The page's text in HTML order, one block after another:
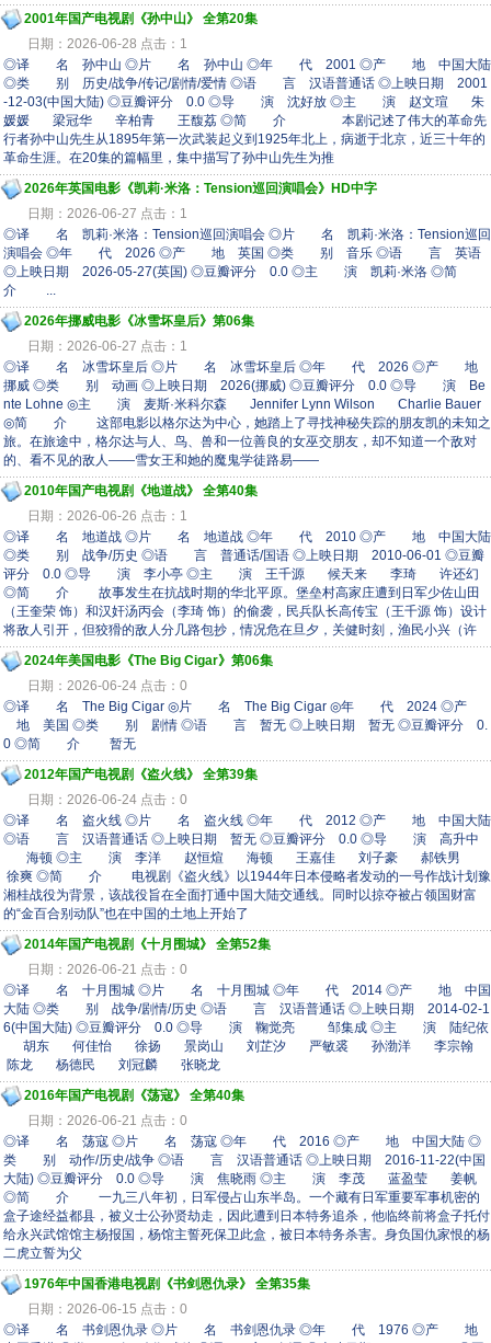
2001年国产电视剧《孙中山》 全第20集
日期：2026-06-28 点击：1
◎译 名 孙中山 ◎片 名 孙中山 ◎年 代 2001 ◎产 地 中国大陆
◎类 别 历史/战争/传记/剧情/爱情 ◎语 言 汉语普通话 ◎上映日期 2001
-12-03(中国大陆) ◎豆瓣评分 0.0 ◎导 演 沈好放 ◎主 演 赵文瑄 朱
媛媛 梁冠华 辛柏青 王馥荔 ◎简 介 本剧记述了伟大的革命先
行者孙中山先生从1895年第一次武装起义到1925年北上，病逝于北京，近三十年的
革命生涯。在20集的篇幅里，集中描写了孙中山先生为推
2026年英国电影《凯莉·米洛：Tension巡回演唱会》HD中字
日期：2026-06-27 点击：1
◎译 名 凯莉·米洛：Tension巡回演唱会 ◎片 名 凯莉·米洛：Tension巡回
演唱会 ◎年 代 2026 ◎产 地 英国 ◎类 别 音乐 ◎语 言 英语
◎上映日期 2026-05-27(英国) ◎豆瓣评分 0.0 ◎主 演 凯莉·米洛 ◎简
介 ...
2026年挪威电影《冰雪坏皇后》第06集
日期：2026-06-27 点击：1
◎译 名 冰雪坏皇后 ◎片 名 冰雪坏皇后 ◎年 代 2026 ◎产 地
挪威 ◎类 别 动画 ◎上映日期 2026(挪威) ◎豆瓣评分 0.0 ◎导 演 Be
nte Lohne ◎主 演 麦斯·米科尔森 Jennifer Lynn Wilson Charlie Bauer
◎简 介 这部电影以格尔达为中心，她踏上了寻找神秘失踪的朋友凯的未知之
旅。在旅途中，格尔达与人、鸟、兽和一位善良的女巫交朋友，却不知道一个敌对
的、看不见的敌人——雪女王和她的魔鬼学徒路易——
2010年国产电视剧《地道战》 全第40集
日期：2026-06-26 点击：1
◎译 名 地道战 ◎片 名 地道战 ◎年 代 2010 ◎产 地 中国大陆
◎类 别 战争/历史 ◎语 言 普通话/国语 ◎上映日期 2010-06-01 ◎豆瓣
评分 0.0 ◎导 演 李小亭 ◎主 演 王千源 候天来 李琦 许还幻
◎简 介 故事发生在抗战时期的华北平原。堡垒村高家庄遭到日军少佐山田
（王奎荣 饰）和汉奸汤丙会（李琦 饰）的偷袭，民兵队长高传宝（王千源 饰）设计
将敌人引开，但狡猾的敌人分几路包抄，情况危在旦夕，关健时刻，渔民小兴（许
2024年美国电影《The Big Cigar》第06集
日期：2026-06-24 点击：0
◎译 名 The Big Cigar ◎片 名 The Big Cigar ◎年 代 2024 ◎产
地 美国 ◎类 别 剧情 ◎语 言 暂无 ◎上映日期 暂无 ◎豆瓣评分 0.
0 ◎简 介 暂无
2012年国产电视剧《盗火线》 全第39集
日期：2026-06-24 点击：0
◎译 名 盗火线 ◎片 名 盗火线 ◎年 代 2012 ◎产 地 中国大陆
◎语 言 汉语普通话 ◎上映日期 暂无 ◎豆瓣评分 0.0 ◎导 演 高升中
海顿 ◎主 演 李洋 赵恒煊 海顿 王嘉佳 刘子豪 郝铁男
徐爽 ◎简 介 电视剧《盗火线》以1944年日本侵略者发动的一号作战计划豫
湘桂战役为背景，该战役旨在全面打通中国大陆交通线。同时以掠夺被占领国财富
的“金百合别动队”也在中国的土地上开始了
2014年国产电视剧《十月围城》 全第52集
日期：2026-06-21 点击：0
◎译 名 十月围城 ◎片 名 十月围城 ◎年 代 2014 ◎产 地 中国
大陆 ◎类 别 战争/剧情/历史 ◎语 言 汉语普通话 ◎上映日期 2014-02-1
6(中国大陆) ◎豆瓣评分 0.0 ◎导 演 鞠觉亮 邹集成 ◎主 演 陆纪依
胡东 何佳怡 徐扬 景岗山 刘芷汐 严敏裘 孙渤洋 李宗翰
陈龙 杨德民 刘冠麟 张晓龙
2016年国产电视剧《荡寇》 全第40集
日期：2026-06-21 点击：0
◎译 名 荡寇 ◎片 名 荡寇 ◎年 代 2016 ◎产 地 中国大陆 ◎
类 别 动作/历史/战争 ◎语 言 汉语普通话 ◎上映日期 2016-11-22(中国
大陆) ◎豆瓣评分 0.0 ◎导 演 焦晓雨 ◎主 演 李茂 蓝盈莹 姜帆
◎简 介 一九三八年初，日军侵占山东半岛。一个藏有日军重要军事机密的
盒子途经益都县，被义士公孙贤劫走，因此遭到日本特务追杀，他临终前将盒子托付
给永兴武馆馆主杨报国，杨馆主誓死保卫此盒，被日本特务杀害。身负国仇家恨的杨
二虎立誓为父
1976年中国香港电视剧《书剑恩仇录》 全第35集
日期：2026-06-15 点击：0
◎译 名 书剑恩仇录 ◎片 名 书剑恩仇录 ◎年 代 1976 ◎产 地